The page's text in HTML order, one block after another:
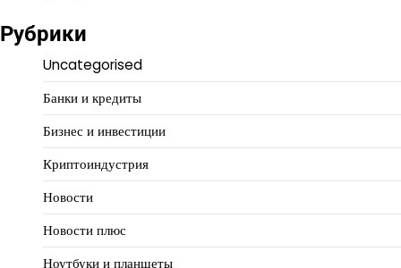
Рубрики
Uncategorised
Банки и кредиты
Бизнес и инвестиции
Криптоиндустрия
Новости
Новости плюс
Ноутбуки и планшеты